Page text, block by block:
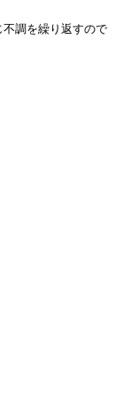
調を繰り返すので